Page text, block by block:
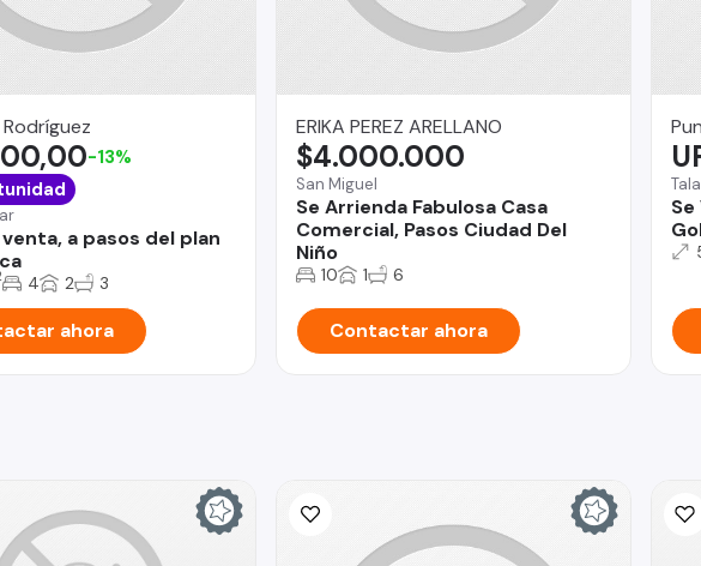
venta, a pasos del plan
-13%
4 2 3
ahora
ERIKA PEREZ ARELLANO
San Miguel
Se Arrienda Fabulosa Casa
Comercial, Pasos Ciudad Del
Niño
$4.000.000
10 1 6
Contactar ahora